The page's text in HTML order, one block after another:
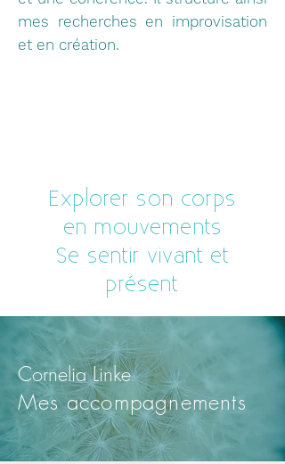
mes recherches en improvisation
et en création.
Explorer son corps
en mouvements
Se sentir vivant et
présent
Cornelia Linke
Mes accompagnements